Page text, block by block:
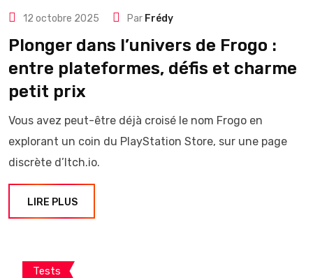
12 octobre 2025 Par Frédy
Plonger dans l’univers de Frogo :
entre plateformes, défis et charme
petit prix
Vous avez peut-être déjà croisé le nom Frogo en
explorant un coin du PlayStation Store, sur une page
discrète d’Itch.io.
LIRE PLUS
Tests